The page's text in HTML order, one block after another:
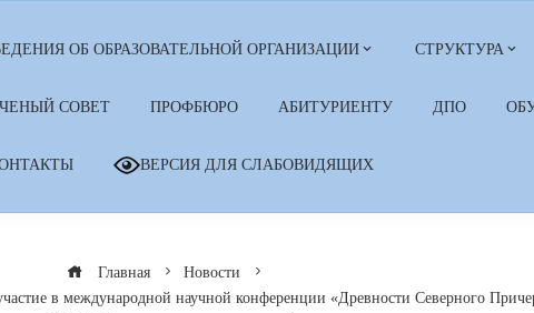
ОБ ОБРАЗОВАТЕЛЬНОЙ ОРГАНИЗАЦИИ СТРУКТУРА
СОВЕТ ПРОФБЮРО АБИТУРИЕНТУ ДПО
ВЕРСИЯ ДЛЯ СЛАБОВИДЯЩИХ
Главная
Новости
в международной научной конференции «Древности Северного